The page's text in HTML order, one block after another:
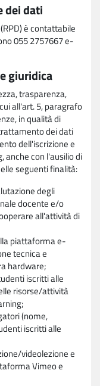
dei dati
è contattabile
055 2757667 e-
giuridica
trasparenza,
all'art. 5, paragrafo
in qualità di
dei dati
dell'iscrizione e
anche con l'ausilio di
seguenti finalità:
degli
docente e/o
all'attività di
piattaforma e-
tecnica e
hardware;
iscritti alle
risorse/attività
(nome,
iscritti alle
videolezione e
Vimeo e